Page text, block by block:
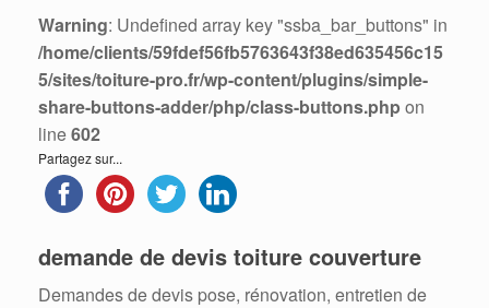
Warning: Undefined array key "ssba_bar_buttons" in
/home/clients/59fdef56fb5763643f38ed635456c15
5/sites/toiture-pro.fr/wp-content/plugins/simple-
share-buttons-adder/php/class-buttons.php on
line602
Partagez sur...
demande de devis toiture couverture
Demandes de devis pose, rénovation, entretien de